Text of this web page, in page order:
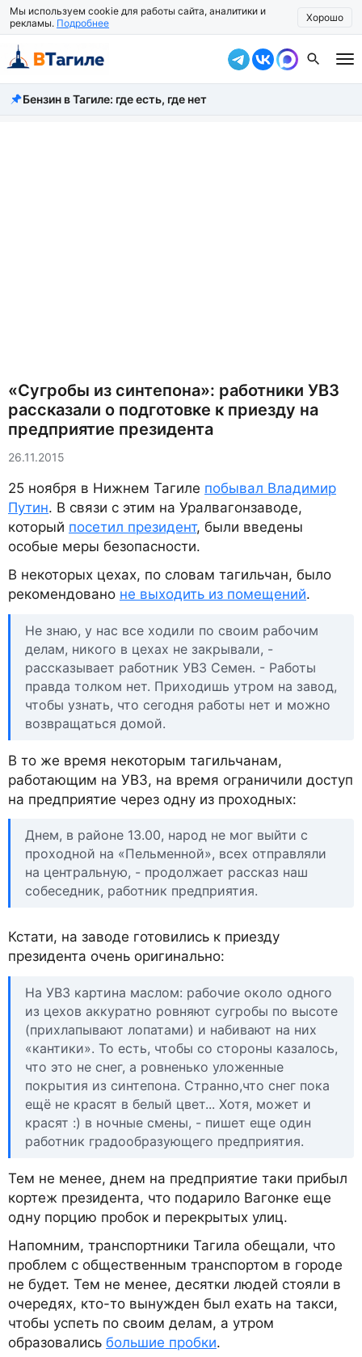
Мы используем cookie для работы сайта, аналитики и
рекламы. Подробнее Хорошо
Все новости
Бензин в Тагиле: где есть, где нет
«Сугробы из синтепона»: работники УВЗ
рассказали о подготовке к приезду на
предприятие президента
26.11.2015
25 ноября в Нижнем Тагиле побывал Владимир
Путин. В связи с этим на Уралвагонзаводе,
который посетил президент, были введены
особые меры безопасности.
В некоторых цехах, по словам тагильчан, было
рекомендовано не выходить из помещений.
Не знаю, у нас все ходили по своим рабочим
делам, никого в цехах не закрывали, -
рассказывает работник УВЗ Семен. - Работы
правда толком нет. Приходишь утром на завод,
чтобы узнать, что сегодня работы нет и можно
возвращаться домой.
В то же время некоторым тагильчанам,
работающим на УВЗ, на время ограничили доступ
на предприятие через одну из проходных:
Днем, в районе 13.00, народ не мог выйти с
проходной на «Пельменной», всех отправляли
на центральную, - продолжает рассказ наш
собеседник, работник предприятия.
Кстати, на заводе готовились к приезду
президента очень оригинально:
На УВЗ картина маслом: рабочие около одного
из цехов аккуратно ровняют сугробы по высоте
(прихлапывают лопатами) и набивают на них
«кантики». То есть, чтобы со стороны казалось,
что это не снег, а ровненько уложенные
покрытия из синтепона. Странно,что снег пока
ещё не красят в белый цвет... Хотя, может и
красят :) в ночные смены, - пишет еще один
работник градообразующего предприятия.
Тем не менее, днем на предприятие таки прибыл
кортеж президента, что подарило Вагонке еще
одну порцию пробок и перекрытых улиц.
Напомним, транспортники Тагила обещали, что
проблем с общественным транспортом в городе
не будет. Тем не менее, десятки людей стояли в
очередях, кто-то вынужден был ехать на такси,
чтобы успеть по своим делам, а утром
образовались большие пробки.